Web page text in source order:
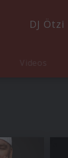
DJ Ötzi
Videos